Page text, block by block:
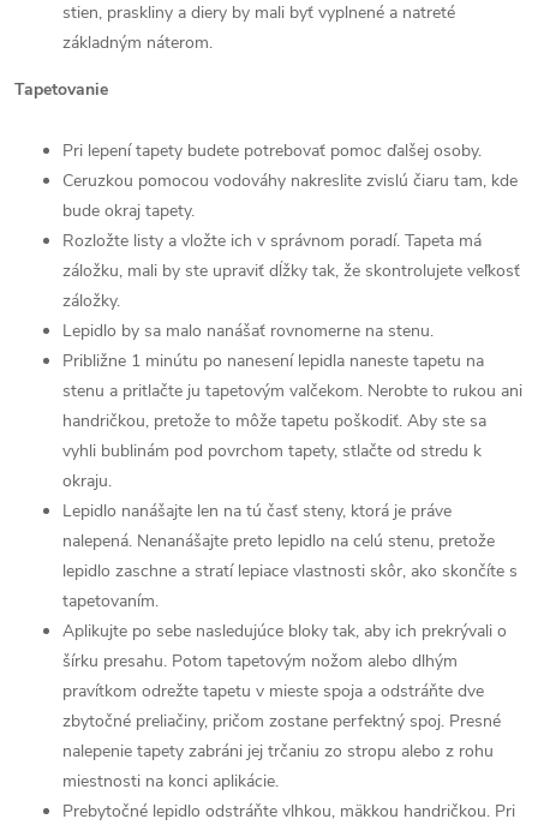
stien, praskliny a diery by mali byť vyplnené a natreté
základným náterom.
Tapetovanie
Pri lepení tapety budete potrebovať pomoc ďalšej osoby.
Ceruzkou pomocou vodováhy nakreslite zvislú čiaru tam, kde
bude okraj tapety.
Rozložte listy a vložte ich v správnom poradí. Tapeta má
záložku, mali by ste upraviť dĺžky tak, že skontrolujete veľkosť
záložky.
Lepidlo by sa malo nanášať rovnomerne na stenu.
Približne 1 minútu po nanesení lepidla naneste tapetu na
stenu a pritlačte ju tapetovým valčekom. Nerobte to rukou ani
handričkou, pretože to môže tapetu poškodiť. Aby ste sa
vyhli bublinám pod povrchom tapety, stlačte od stredu k
okraju.
Lepidlo nanášajte len na tú časť steny, ktorá je práve
nalepená. Nenanášajte preto lepidlo na celú stenu, pretože
lepidlo zaschne a stratí lepiace vlastnosti skôr, ako skončíte s
tapetovaním.
Aplikujte po sebe nasledujúce bloky tak, aby ich prekrývali o
šírku presahu. Potom tapetovým nožom alebo dlhým
pravítkom odrežte tapetu v mieste spoja a odstráňte dve
zbytočné preliačiny, pričom zostane perfektný spoj. Presné
nalepenie tapety zabráni jej trčaniu zo stropu alebo z rohu
miestnosti na konci aplikácie.
Prebytočné lepidlo odstráňte vlhkou, mäkkou handričkou. Pri